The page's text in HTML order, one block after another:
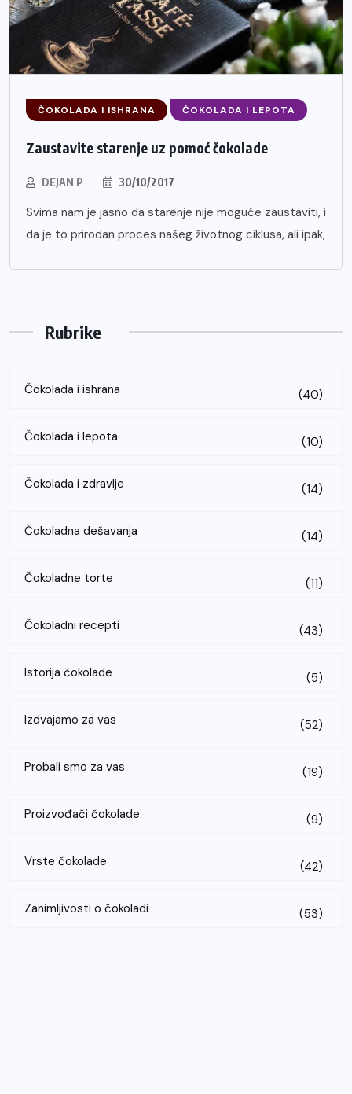
ČOKOLADA I ISHRANA ČOKOLADA I LEPOTA
Zaustavite starenje uz pomoć čokolade
DEJAN P 30/10/2017
Svima nam je jasno da starenje nije moguće zaustaviti, i
da je to prirodan proces našeg životnog ciklusa, ali ipak,
Rubrike
Čokolada i ishrana (40)
Čokolada i lepota (10)
Čokolada i zdravlje (14)
Čokoladna dešavanja (14)
Čokoladne torte (11)
Čokoladni recepti (43)
Istorija čokolade (5)
Izdvajamo za vas (52)
Probali smo za vas (19)
Proizvođači čokolade (9)
Vrste čokolade (42)
Zanimljivosti o čokoladi (53)